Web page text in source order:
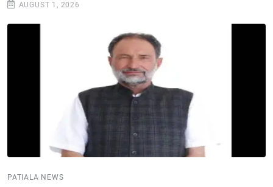
AUGUST 1, 2026
PATIALA NEWS